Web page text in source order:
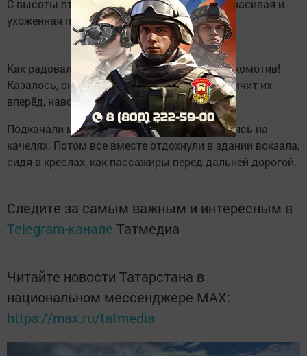
С высоты птичьего полёта глаз радовала красивая и
ухоженная привокзальная территория.
Как радовались ребята, взобравшись на локомотив!
Казалось, он вот-вот тронется с места и помчит их
вперёд, навстречу ветру.
Подкачали мышцы на тренажёрах, покачались на
качелях. Потом все вместе отдохнули в здании вокзала,
сидя в креслах, как пассажиры перед дальней дорогой.
Следите за самым важным и интересным в
Telegram-канале Татмедиа
Читайте новости Татарстана в
национальном мессенджере MАХ:
https://max.ru/tatmedia